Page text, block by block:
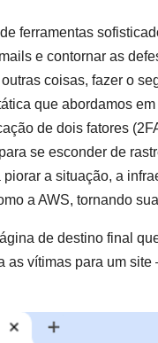
ferramentas
e contornar as
coisas, fazer o
que abordamos
de dois fatores
se esconder de
a situação, a
a AWS, tornando
de destino final
vítimas para um